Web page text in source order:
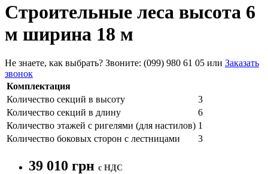
Строительные леса высота 6
м ширина 18 м
Не знаете, как выбрать? Звоните: (099) 980 61 05 или Заказать
звонок
Комплектация
Количество секций в высоту
3
Количество секций в длину
6
Количество этажей с ригелями (для настилов) 1
Количество боковых сторон с лестницами
3
39 010 грн c НДС